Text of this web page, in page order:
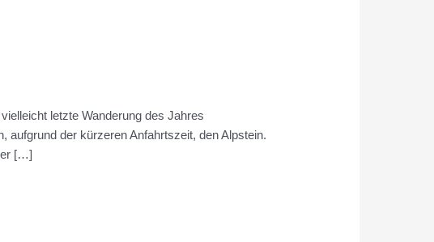
letzte Wanderung des Jahres
aufgrund der kürzeren Anfahrtszeit, den Alpstein.
[…]